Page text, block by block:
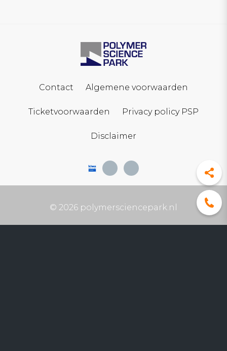
Contact Algemene voorwaarden
Ticketvoorwaarden Privacy policy PSP
Disclaimer
© 2026 polymersciencepark.nl